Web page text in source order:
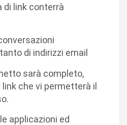
link conterrà
di indirizzi email
sarà completo,
che vi permetterà il
applicazioni ed